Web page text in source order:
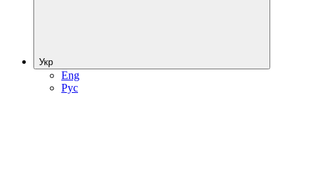
Укр
Eng
Рус